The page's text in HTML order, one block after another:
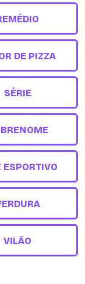
DE PIZZA
SÉRIE
ESPORTIVO
VILÃO